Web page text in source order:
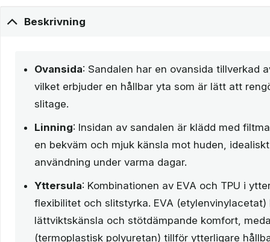
Beskrivning
Ovansida: Sandalen har en ovansida tillverkad
vilket erbjuder en hållbar yta som är lätt att
slitage.
Linning: Insidan av sandalen är klädd med
en bekväm och mjuk känsla mot huden,
användning under varma dagar.
Yttersula: Kombinationen av EVA och TPU i
flexibilitet och slitstyrka. EVA (etylenvinylacetat)
lättviktskänsla och stötdämpande komfort,
(termoplastisk polyuretan) tillför ytterligare